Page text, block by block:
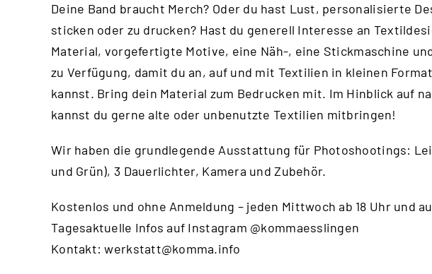
Deine Band braucht Merch? Oder du hast Lust, personalisierte
sticken oder zu drucken? Hast du generell Interesse an
Material, vorgefertigte Motive, eine Näh-, eine Stickmaschine
zu Verfügung, damit du an, auf und mit Textilien in kleinen
kannst. Bring dein Material zum Bedrucken mit. Im Hinblick auf
kannst du gerne alte oder unbenutzte Textilien mitbringen!
Wir haben die grundlegende Ausstattung für Photoshootings:
und Grün), 3 Dauerlichter, Kamera und Zubehör.
Kostenlos und ohne Anmeldung – jeden Mittwoch ab 18 Uhr und
Tagesaktuelle Infos auf Instagram @kommaesslingen
Kontakt:werkstatt@komma.info